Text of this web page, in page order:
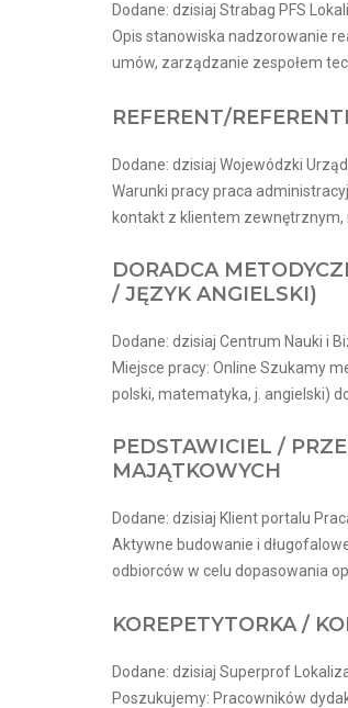
Dodane: dzisiaj Strabag PFS
Opis stanowiska nadzorowanie
umów, zarządzanie zespołem
REFERENT/
Dodane: dzisiaj Wojewódzki
Warunki pracy praca
kontakt z klientem zewnętrznym,
DORADCA
/ JĘZYK ANGIELSKI)
Dodane: dzisiaj Centrum Nauki i
Miejsce pracy: Online Szukamy
polski, matematyka, j. angielski)
PEDSTAWICIEL /
MAJĄTKOWYCH
Dodane: dzisiaj Klient portalu
Aktywne budowanie i
odbiorców w celu dopasowania
KOREPETYTORKA /
Dodane: dzisiaj Superprof
Poszukujemy: Pracowników